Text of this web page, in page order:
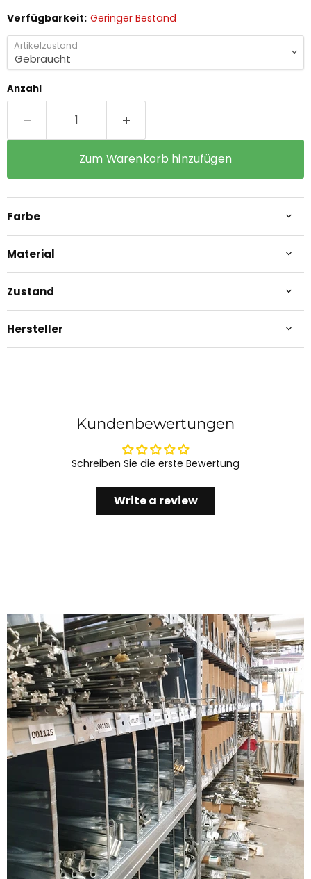
Verfügbarkeit: Geringer Bestand
Artikelzustand
Anzahl
Zum Warenkorb hinzufügen
Farbe
Material
Zustand
Hersteller
Kundenbewertungen
Schreiben Sie die erste Bewertung
Write a review